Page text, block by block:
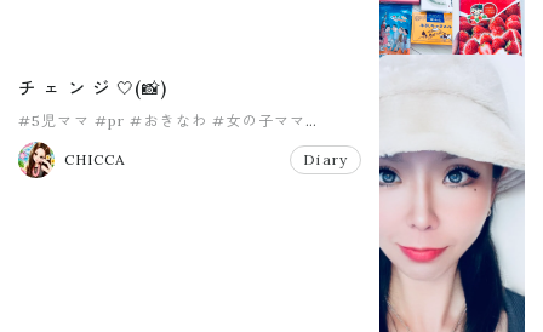
チ ェ ン ジ 🤍(📸)
#5児ママ #pr #おきなわ #女の子ママ
#子供のいる暮らし
CHICCA
Diary